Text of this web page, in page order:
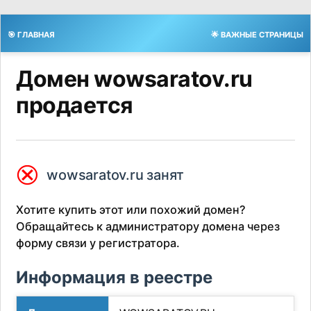
🎯 ГЛАВНАЯ 🌟 ВАЖНЫЕ СТРАНИЦЫ
Домен wowsaratov.ru
продается
⮿ wowsaratov.ru занят
Хотите купить этот или похожий домен?
Обращайтесь к администратору домена через
форму связи у регистратора.
Информация в реестре